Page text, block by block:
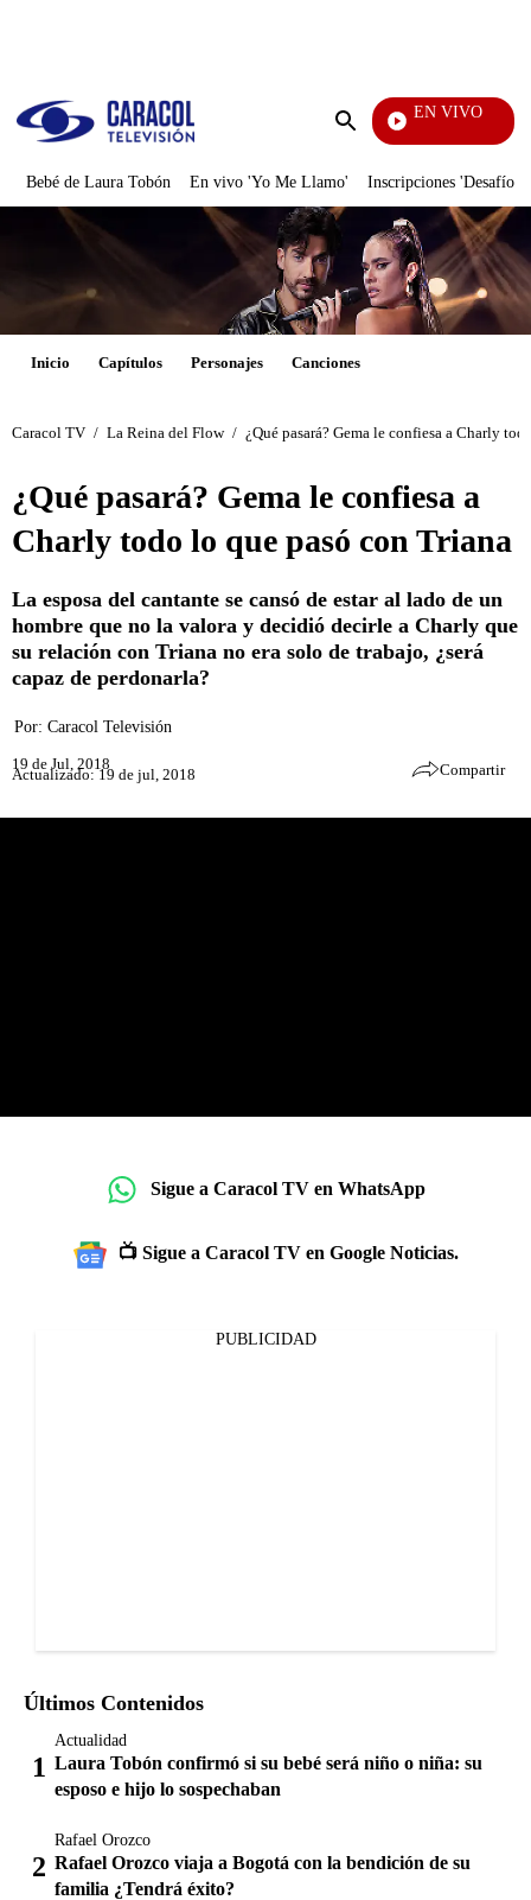
Enviar
EN VIVO
Noticias Caracol
Bebé de Laura Tobón En vivo 'Yo Me Llamo' Inscripciones 'Desafío'
Inicio Capítulos Personajes Canciones
Caracol TV / La Reina del Flow / ¿Qué pasará? Gema le confiesa a Charly
¿Qué pasará? Gema le confiesa a
Charly todo lo que pasó con Triana
La esposa del cantante se cansó de estar al lado de un
hombre que no la valora y decidió decirle a Charly que
su relación con Triana no era solo de trabajo, ¿será
capaz de perdonarla?
Por: Caracol Televisión
19 de Jul, 2018
Actualizado: 19 de jul, 2018 Compartir
Sigue a Caracol TV en WhatsApp
📺 Sigue a Caracol TV en Google Noticias.
PUBLICIDAD
Últimos Contenidos
Actualidad
Laura Tobón confirmó si su bebé será niño o niña: su
esposo e hijo lo sospechaban
Rafael Orozco
Rafael Orozco viaja a Bogotá con la bendición de su
familia ¿Tendrá éxito?